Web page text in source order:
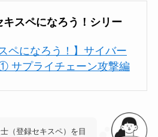
キスペになろう！シリー
ペになろう！】サイバー
サプライチェーン攻撃編
（登録セキスペ）を目